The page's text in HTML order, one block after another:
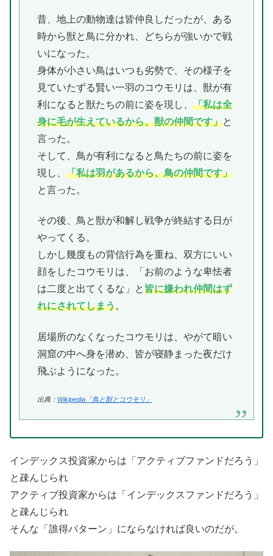
昔、地上の動物達は皆仲良しだったが、ある
時から獣と鳥に分かれ、どちらが強いかで戦
いになった。
身体が小さい鳥はいつも劣勢で、その様子を
見ていたずる賢い一羽のコウモリは、獣が有
利になると獣たちの前に姿を現し、 「私は全
身に毛が生えているから、獣の仲間です」と
言った。
そして、鳥が有利になると鳥たちの前に姿を
現し、 「私は羽があるから、鳥の仲間です」
と言った。
その後、鳥と獣が和解し戦争が終結する日が
やってくる。
しかし幾度もの背信行為を重ね、双方にいい
顔をしたコウモリは、「お前のような卑怯者
は二度と出てくるな」と皆に嫌われ仲間はず
れにされてしまう。
居場所のなくなったコウモリは、やがて暗い
洞窟の中へ身を潜め、皆が寝静まった夜だけ
飛ぶようになった。
出典： Wikipedia「鳥と獣とコウモリ」
インデックス投資家からは「アクティブファンドだろう」
と疎んじられ
アクティブ投資家からは「インデックスファンドだろう」
と疎んじられ
そんな「誰得パターン」にならなければ良いのだが。